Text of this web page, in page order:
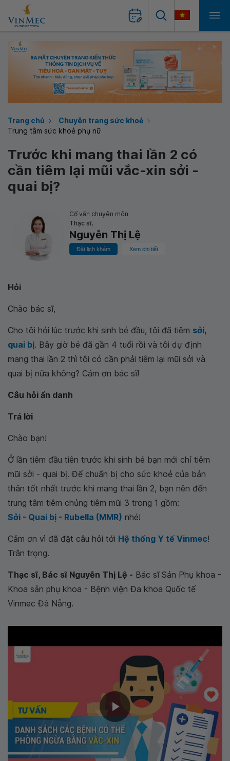
Trang chủ
Chuyên trang sức khoẻ
Trung tâm sức khoẻ phụ nữ
Trước khi mang thai lần 2 có
cần tiêm lại mũi vắc-xin sởi -
quai bị?
Cố vấn chuyên môn
Thạc sĩ,
Nguyễn Thị Lệ
Đặt lịch khám Xem chi tiết
Hỏi
Chào bác sĩ,
Cho tôi hỏi lúc trước khi sinh bé đầu, tôi đã tiêm sởi,
quai bị. Bây giờ bé đã gần 4 tuổi rồi và tôi dự định
mang thai lần 2 thì tôi có cần phải tiêm lại mũi sởi và
quai bị nữa không? Cảm ơn bác sĩ!
Câu hỏi ẩn danh
Trả lời
Chào bạn!
Ở lần tiêm đầu tiên trước khi sinh bé bạn mới chỉ tiêm
mũi sởi - quai bị. Để chuẩn bị cho sức khoẻ của bản
thân tốt nhất trước khi mang thai lần 2, bạn nên đến
trung tâm tiêm chủng tiêm mũi 3 trong 1 gồm:
Sởi - Quai bị - Rubella (MMR) nhé!
Cảm ơn vì đã đặt câu hỏi tới Hệ thống Y tế Vinmec!
Trân trọng.
Thạc sĩ, Bác sĩ Nguyễn Thị Lệ - Bác sĩ Sản Phụ khoa -
Khoa sản phụ khoa - Bệnh viện Đa khoa Quốc tế
Vinmec Đà Nẵng.